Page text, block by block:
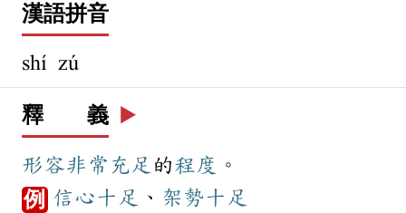
漢語拼音
shí zú
釋 義 ▶️
形容非常 充足 的程度 。
例 信心十足 、 架勢十足